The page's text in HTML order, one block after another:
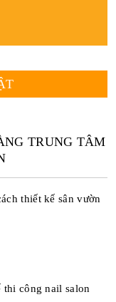
TRUNG TÂM
thiết kế sân vườn
công nail salon